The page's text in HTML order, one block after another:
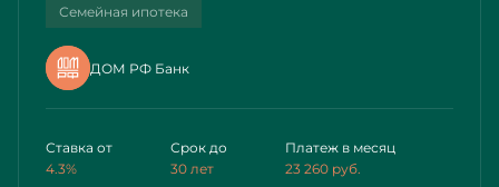
Семейная ипотека
ДОМ РФ Банк
Ставка от
4.3%
Срок до
30 лет
Платеж в месяц
23 260 руб.